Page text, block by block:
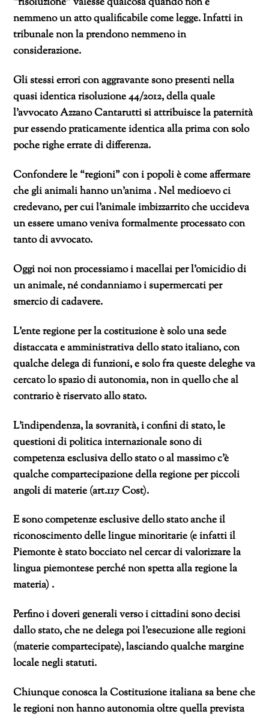
nemmeno un atto qualificabile come legge. Infatti in
tribunale non la prendono nemmeno in
considerazione.
Gli stessi errori con aggravante sono presenti nella
quasi identica risoluzione 44/2012, della quale
l’avvocato Azzano Cantarutti si attribuisce la paternità
pur essendo praticamente identica alla prima con solo
poche righe errate di differenza.
Confondere le “regioni” con i popoli è come affermare
che gli animali hanno un’anima . Nel medioevo ci
credevano, per cui l’animale imbizzarrito che uccideva
un essere umano veniva formalmente processato con
tanto di avvocato.
Oggi noi non processiamo i macellai per l’omicidio di
un animale, né condanniamo i supermercati per
smercio di cadavere.
L’ente regione per la costituzione è solo una sede
distaccata e amministrativa dello stato italiano, con
qualche delega di funzioni, e solo fra queste deleghe va
cercato lo spazio di autonomia, non in quello che al
contrario è riservato allo stato.
L’indipendenza, la sovranità, i confini di stato, le
questioni di politica internazionale sono di
competenza esclusiva dello stato o al massimo c’è
qualche compartecipazione della regione per piccoli
angoli di materie (art.117 Cost).
E sono competenze esclusive dello stato anche il
riconoscimento delle lingue minoritarie (e infatti il
Piemonte è stato bocciato nel cercar di valorizzare la
lingua piemontese perché non spetta alla regione la
materia) .
Perfino i doveri generali verso i cittadini sono decisi
dallo stato, che ne delega poi l’esecuzione alle regioni
(materie compartecipate), lasciando qualche margine
locale negli statuti.
Chiunque conosca la Costituzione italiana sa bene che
le regioni non hanno autonomia oltre quella prevista